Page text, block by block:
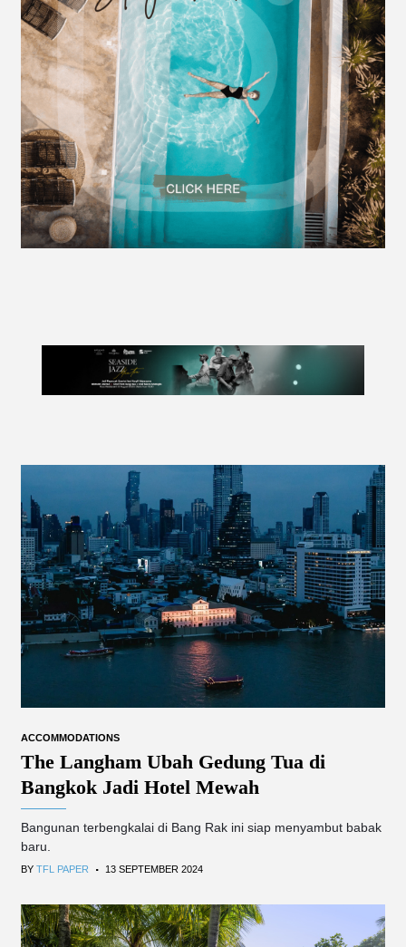
ACCOMMODATIONS
The Langham Ubah Gedung Tua di
Bangkok Jadi Hotel Mewah
Bangunan terbengkalai di Bang Rak ini siap menyambut babak
baru.
BY TFL PAPER . 13 SEPTEMBER 2024